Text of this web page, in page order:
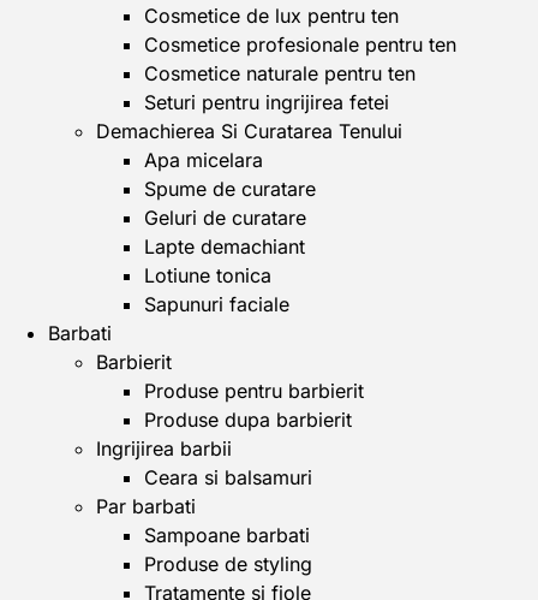
Cosmetice de lux pentru ten
Cosmetice profesionale pentru ten
Cosmetice naturale pentru ten
Seturi pentru ingrijirea fetei
Demachierea Si Curatarea Tenului
Apa micelara
Spume de curatare
Geluri de curatare
Lapte demachiant
Lotiune tonica
Sapunuri faciale
Barbati
Barbierit
Produse pentru barbierit
Produse dupa barbierit
Ingrijirea barbii
Ceara si balsamuri
Par barbati
Sampoane barbati
Produse de styling
Tratamente si fiole